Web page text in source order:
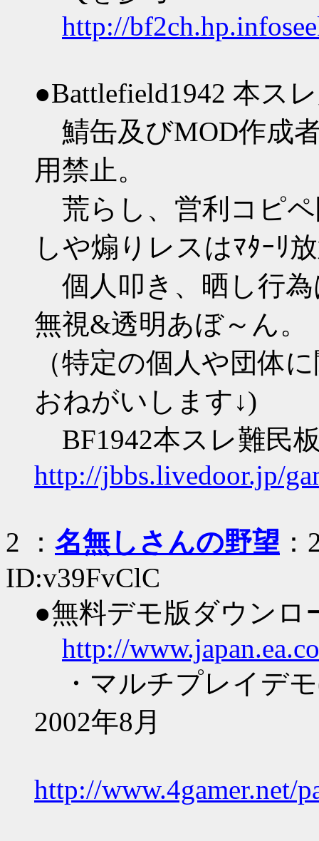
http://
●Battlefield1942 本ス
鯖缶及びMOD作成
用禁止。
荒らし、営利コピペ
しや煽りレスはﾏﾀｰﾘ
個人叩き、晒し行為
無視&透明あぼ～ん。
（特定の個人や団体
おねがいします↓)
BF1942本スレ難民
http://jbbs.livedoor.jp/
2 ： 名無しさんの野望
ID:v39FvClC
●無料デモ版ダウンロ
http://
・マルチプレイデ
2002年8月
http://www.4gamer.net/